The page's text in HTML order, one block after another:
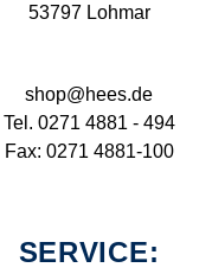
53797 Lohmar
shop@hees.de
Tel. 0271 4881 - 494
Fax: 0271 4881-100
SERVICE: